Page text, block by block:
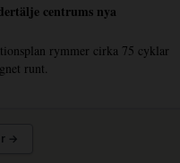
centrums nya
rymmer cirka 75 cyklar
runt.
→